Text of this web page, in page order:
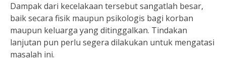
Dampak dari kecelakaan tersebut sangatlah besar,
baik secara fisik maupun psikologis bagi korban
maupun keluarga yang ditinggalkan. Tindakan
lanjutan pun perlu segera dilakukan untuk mengatasi
masalah ini.